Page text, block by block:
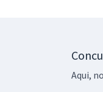
Aqui,